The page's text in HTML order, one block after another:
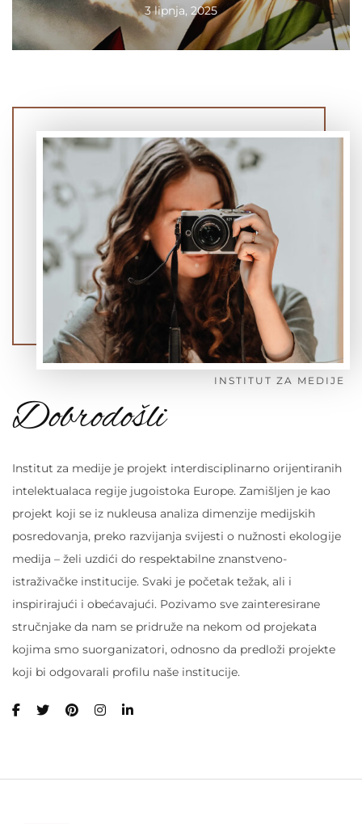
3 lipnja, 2025
INSTITUT ZA MEDIJE
Dobrodošli
Institut za medije je projekt interdisciplinarno orijentiranih
intelektualaca regije jugoistoka Europe. Zamišljen je kao
projekt koji se iz nukleusa analiza dimenzije medijskih
posredovanja, preko razvijanja svijesti o nužnosti ekologije
medija – želi uzdići do respektabilne znanstveno-
istraživačke institucije. Svaki je početak težak, ali i
inspirirajući i obećavajući. Pozivamo sve zainteresirane
stručnjake da nam se pridruže na nekom od projekata
kojima smo suorganizatori, odnosno da predloži projekte
koji bi odgovarali profilu naše institucije.